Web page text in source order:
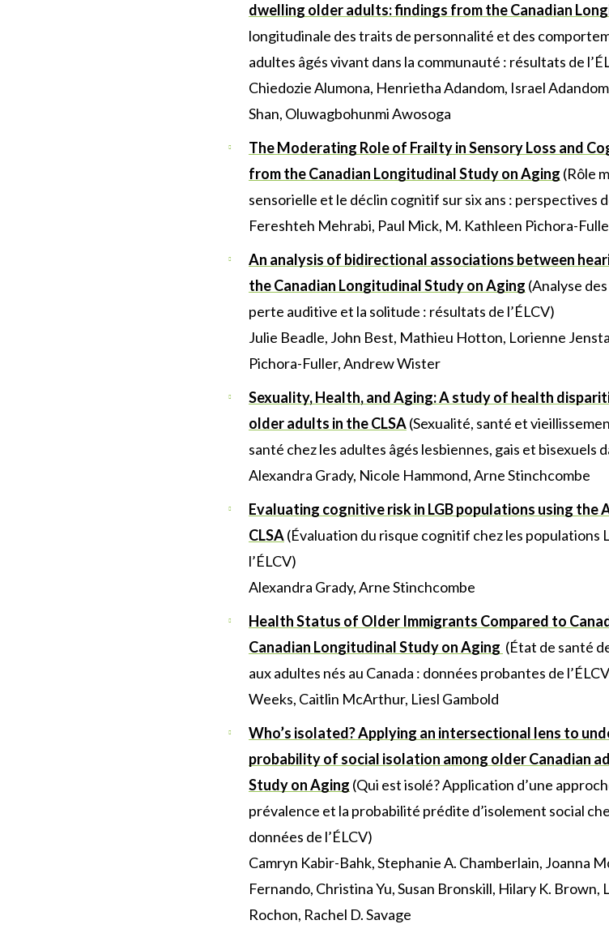
dwelling older adults: findings from the Canadian
longitudinale des traits de personnalité et des
adultes âgés vivant dans la communauté : résultats de
Chiedozie Alumona, Henrietha Adandom, Israel
Shan, Oluwagbohunmi Awosoga
The Moderating Role of Frailty in Sensory Loss and
from the Canadian Longitudinal Study on Aging (Rôle
sensorielle et le déclin cognitif sur six ans : perspectives
Fereshteh Mehrabi, Paul Mick, M. Kathleen Pichora-
An analysis of bidirectional associations between
the Canadian Longitudinal Study on Aging (Analyse
perte auditive et la solitude : résultats de l’ÉLCV)
Julie Beadle, John Best, Mathieu Hotton, Lorienne
Pichora-Fuller, Andrew Wister
Sexuality, Health, and Aging: A study of health
older adults in the CLSA(Sexualité, santé et
santé chez les adultes âgés lesbiennes, gais et bisexuels
Alexandra Grady, Nicole Hammond, Arne Stinchcombe
Evaluating cognitive risk in LGB populations using the
CLSA(Évaluation du risque cognitif chez les populations
l’ÉLCV)
Alexandra Grady, Arne Stinchcombe
Health Status of Older Immigrants Compared to
Canadian Longitudinal Study on Aging (État de santé
aux adultes nés au Canada : données probantes de
Weeks, Caitlin McArthur, Liesl Gambold
Who’s isolated? Applying an intersectional lens to
probability of social isolation among older Canadian
Study on Aging (Qui est isolé? Application d’une
prévalence et la probabilité prédite d’isolement social
données de l’ÉLCV)
Camryn Kabir-Bahk, Stephanie A. Chamberlain, Joanna
Fernando, Christina Yu, Susan Bronskill, Hilary K.
Rochon, Rachel D. Savage